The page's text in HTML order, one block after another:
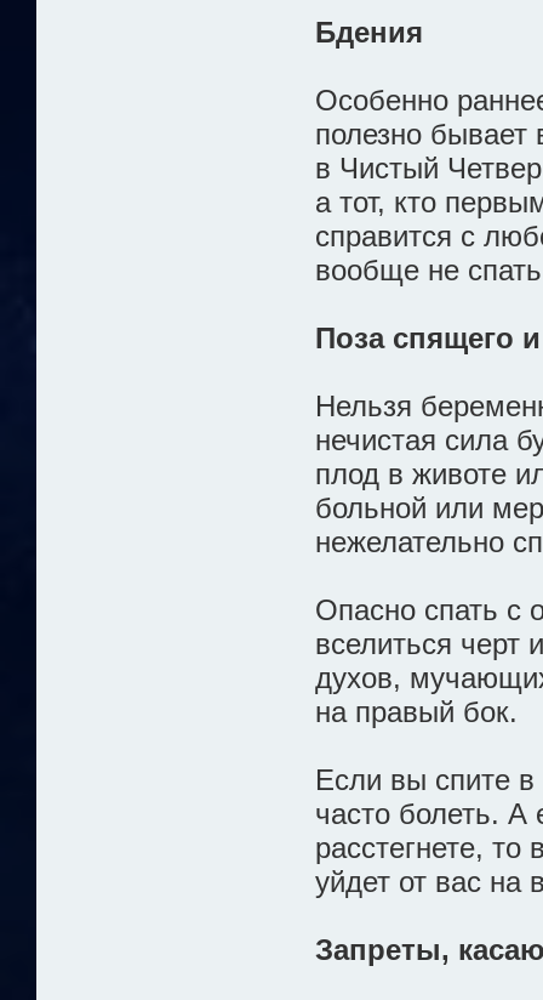
Бдения
Особенно
полезно бывает
в Чистый
а тот, кто
справится с
вообще не
Поза спящего
Нельзя
нечистая сила
плод в животе
больной или
нежелательно
Опасно спать с
вселиться черт
духов,
на правый бок.
Если вы спите в
часто болеть. А
расстегнете,
уйдет от вас на
Запреты,